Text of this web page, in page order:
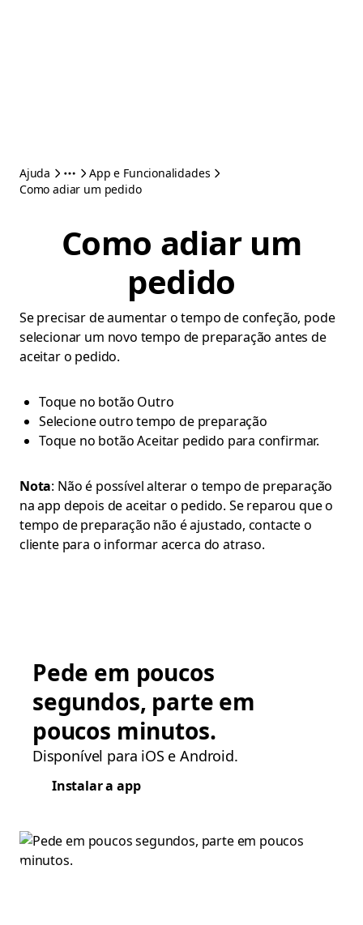
Ajuda
App e Funcionalidades
Como adiar um pedido
Como adiar um
pedido
Se precisar de aumentar o tempo de confeção, pode
selecionar um novo tempo de preparação antes de
aceitar o pedido.
Toque no botão Outro
Selecione outro tempo de preparação
Toque no botão Aceitar pedido para confirmar.
Nota: Não é possível alterar o tempo de preparação
na app depois de aceitar o pedido. Se reparou que o
tempo de preparação não é ajustado, contacte o
cliente para o informar acerca do atraso.
Pede em poucos
segundos, parte em
poucos minutos.
Disponível para iOS e Android.
Instalar a app